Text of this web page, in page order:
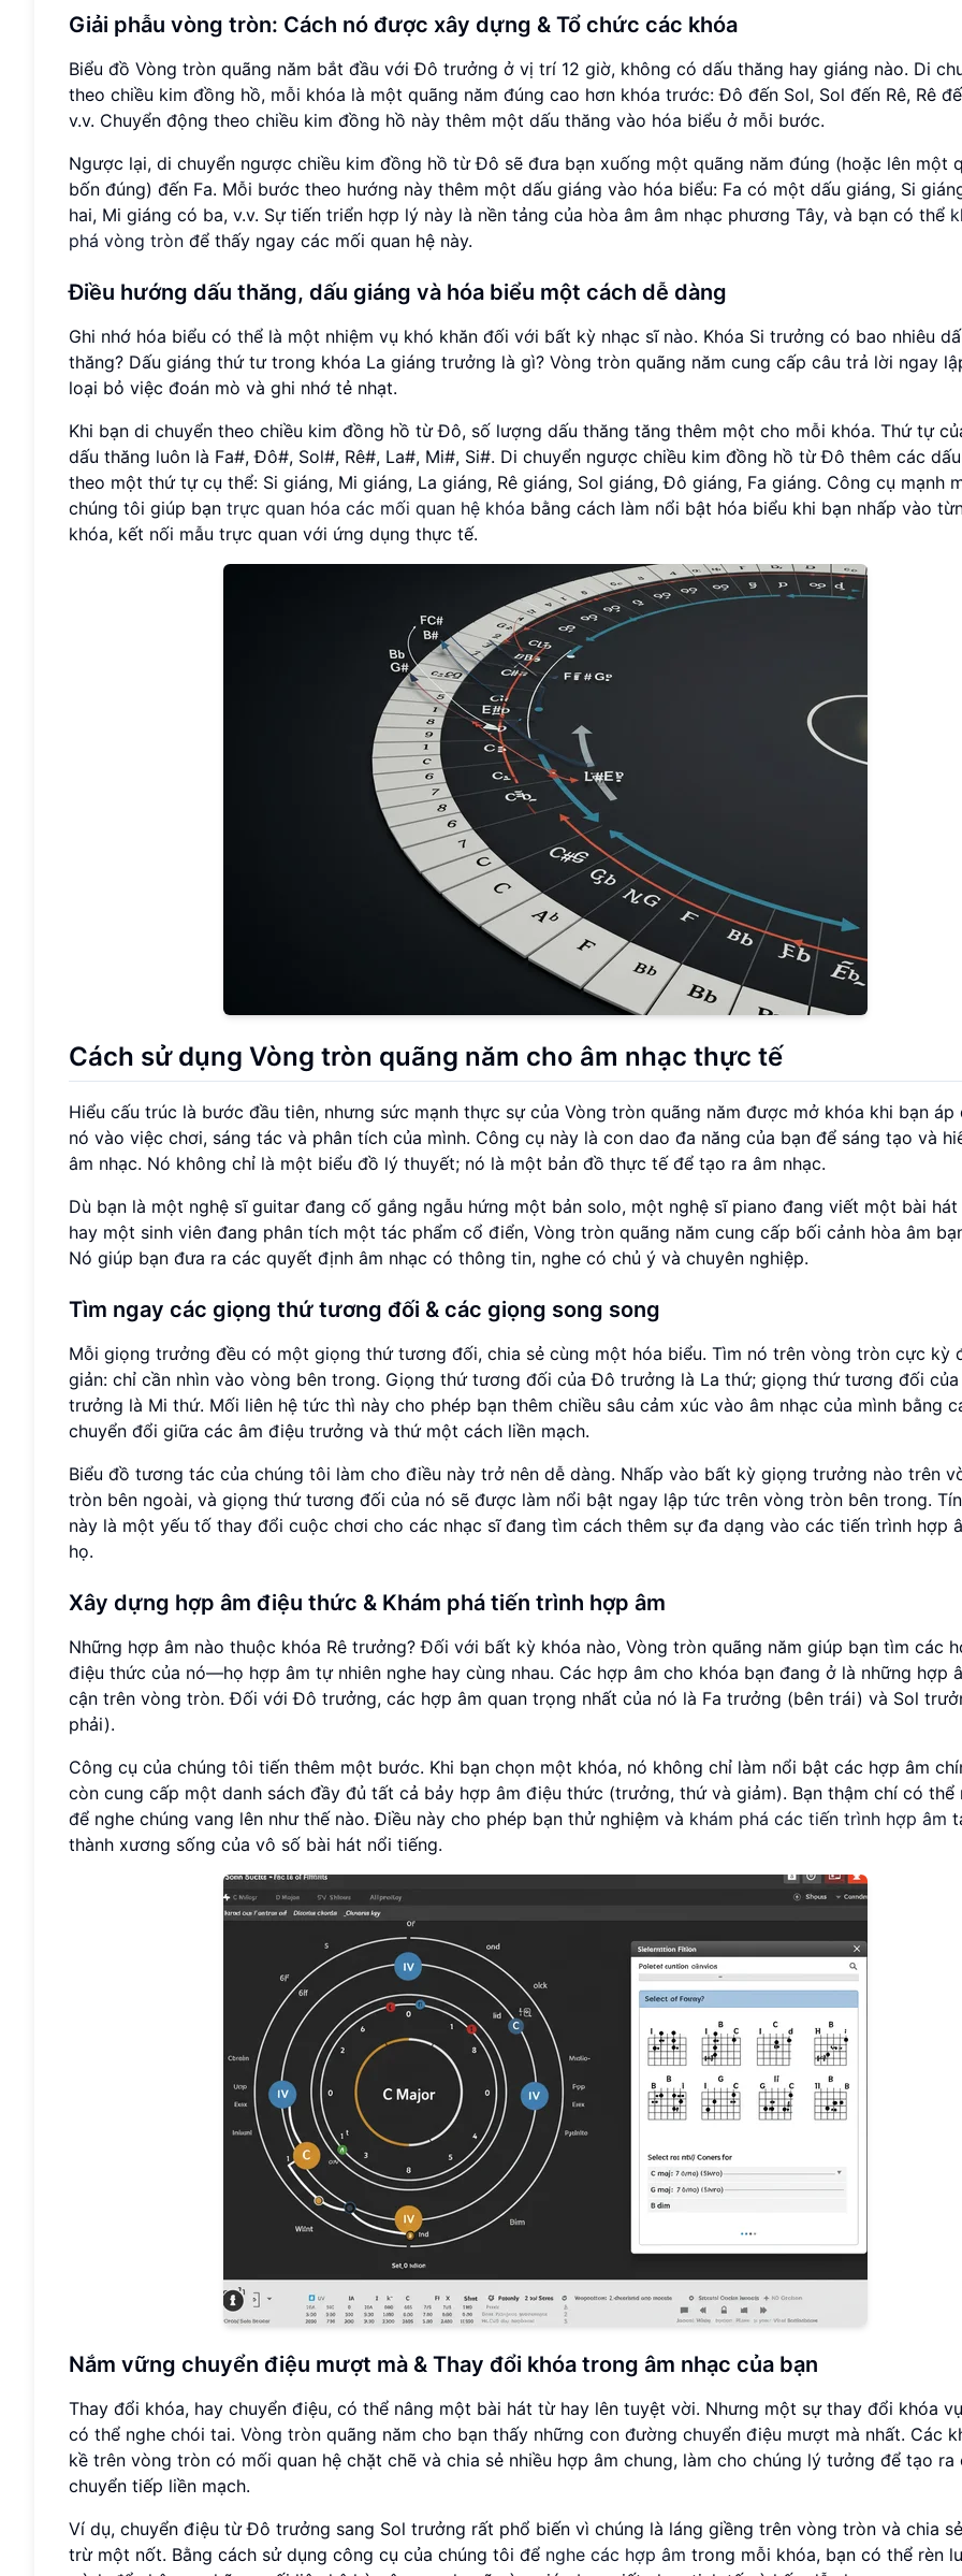
Giải phẫu vòng tròn: Cách nó được xây dựng & Tổ chức các khóa
Biểu đồ Vòng tròn quãng năm bắt đầu với Đô trưởng ở vị trí 12 giờ, không có dấu thăng hay giáng nào. Di
theo chiều kim đồng hồ, mỗi khóa là một quãng năm đúng cao hơn khóa trước: Đô đến Sol, Sol đến Rê, Rê
v.v. Chuyển động theo chiều kim đồng hồ này thêm một dấu thăng vào hóa biểu ở mỗi bước.
Ngược lại, di chuyển ngược chiều kim đồng hồ từ Đô sẽ đưa bạn xuống một quãng năm đúng (hoặc lên một
bốn đúng) đến Fa. Mỗi bước theo hướng này thêm một dấu giáng vào hóa biểu: Fa có một dấu giáng, Si
hai, Mi giáng có ba, v.v. Sự tiến triển hợp lý này là nền tảng của hòa âm âm nhạc phương Tây, và bạn có thể
phá vòng tròn để thấy ngay các mối quan hệ này.
Điều hướng dấu thăng, dấu giáng và hóa biểu một cách dễ dàng
Ghi nhớ hóa biểu có thể là một nhiệm vụ khó khăn đối với bất kỳ nhạc sĩ nào. Khóa Si trưởng có bao nhiêu
thăng? Dấu giáng thứ tư trong khóa La giáng trưởng là gì? Vòng tròn quãng năm cung cấp câu trả lời ngay
loại bỏ việc đoán mò và ghi nhớ tẻ nhạt.
Khi bạn di chuyển theo chiều kim đồng hồ từ Đô, số lượng dấu thăng tăng thêm một cho mỗi khóa. Thứ tự
dấu thăng luôn là Fa#, Đô#, Sol#, Rê#, La#, Mi#, Si#. Di chuyển ngược chiều kim đồng hồ từ Đô thêm các
theo một thứ tự cụ thể: Si giáng, Mi giáng, La giáng, Rê giáng, Sol giáng, Đô giáng, Fa giáng. Công cụ mạnh
chúng tôi giúp bạn trực quan hóa các mối quan hệ khóa bằng cách làm nổi bật hóa biểu khi bạn nhấp vào
khóa, kết nối mẫu trực quan với ứng dụng thực tế.
Cách sử dụng Vòng tròn quãng năm cho âm nhạc thực tế
Hiểu cấu trúc là bước đầu tiên, nhưng sức mạnh thực sự của Vòng tròn quãng năm được mở khóa khi bạn áp
nó vào việc chơi, sáng tác và phân tích của mình. Công cụ này là con dao đa năng của bạn để sáng tạo và
âm nhạc. Nó không chỉ là một biểu đồ lý thuyết; nó là một bản đồ thực tế để tạo ra âm nhạc.
Dù bạn là một nghệ sĩ guitar đang cố gắng ngẫu hứng một bản solo, một nghệ sĩ piano đang viết một bài hát
hay một sinh viên đang phân tích một tác phẩm cổ điển, Vòng tròn quãng năm cung cấp bối cảnh hòa âm
Nó giúp bạn đưa ra các quyết định âm nhạc có thông tin, nghe có chủ ý và chuyên nghiệp.
Tìm ngay các giọng thứ tương đối & các giọng song song
Mỗi giọng trưởng đều có một giọng thứ tương đối, chia sẻ cùng một hóa biểu. Tìm nó trên vòng tròn cực kỳ
giản: chỉ cần nhìn vào vòng bên trong. Giọng thứ tương đối của Đô trưởng là La thứ; giọng thứ tương đối của
trưởng là Mi thứ. Mối liên hệ tức thì này cho phép bạn thêm chiều sâu cảm xúc vào âm nhạc của mình bằng
chuyển đổi giữa các âm điệu trưởng và thứ một cách liền mạch.
Biểu đồ tương tác của chúng tôi làm cho điều này trở nên dễ dàng. Nhấp vào bất kỳ giọng trưởng nào trên
tròn bên ngoài, và giọng thứ tương đối của nó sẽ được làm nổi bật ngay lập tức trên vòng tròn bên trong.
này là một yếu tố thay đổi cuộc chơi cho các nhạc sĩ đang tìm cách thêm sự đa dạng vào các tiến trình hợp
họ.
Xây dựng hợp âm điệu thức & Khám phá tiến trình hợp âm
Những hợp âm nào thuộc khóa Rê trưởng? Đối với bất kỳ khóa nào, Vòng tròn quãng năm giúp bạn tìm các
điệu thức của nó—họ hợp âm tự nhiên nghe hay cùng nhau. Các hợp âm cho khóa bạn đang ở là những hợp
cận trên vòng tròn. Đối với Đô trưởng, các hợp âm quan trọng nhất của nó là Fa trưởng (bên trái) và Sol
phải).
Công cụ của chúng tôi tiến thêm một bước. Khi bạn chọn một khóa, nó không chỉ làm nổi bật các hợp âm
còn cung cấp một danh sách đầy đủ tất cả bảy hợp âm điệu thức (trưởng, thứ và giảm). Bạn thậm chí có thể
để nghe chúng vang lên như thế nào. Điều này cho phép bạn thử nghiệm và khám phá các tiến trình hợp âm
thành xương sống của vô số bài hát nổi tiếng.
Nắm vững chuyển điệu mượt mà & Thay đổi khóa trong âm nhạc của bạn
Thay đổi khóa, hay chuyển điệu, có thể nâng một bài hát từ hay lên tuyệt vời. Nhưng một sự thay đổi khóa
có thể nghe chói tai. Vòng tròn quãng năm cho bạn thấy những con đường chuyển điệu mượt mà nhất. Các
kề trên vòng tròn có mối quan hệ chặt chẽ và chia sẻ nhiều hợp âm chung, làm cho chúng lý tưởng để tạo ra
chuyển tiếp liền mạch.
Ví dụ, chuyển điệu từ Đô trưởng sang Sol trưởng rất phổ biến vì chúng là láng giềng trên vòng tròn và chia
trừ một nốt. Bằng cách sử dụng công cụ của chúng tôi để nghe các hợp âm trong mỗi khóa, bạn có thể rèn